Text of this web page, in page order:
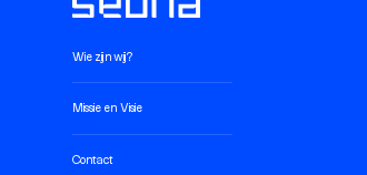
Wie zijn wij?
Missie en Visie
Contact